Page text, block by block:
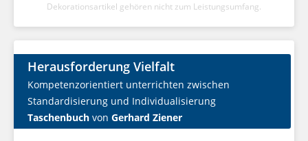
Dekorationsartikel gehören nicht zum Leistungsumfang.
Herausforderung Vielfalt
Kompetenzorientiert unterrichten zwischen
Standardisierung und Individualisierung
Taschenbuch von Gerhard Ziener